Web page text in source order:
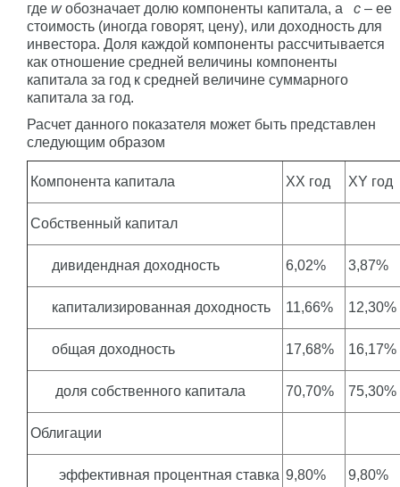
где wобозначает долю компоненты капитала, а c – ее
стоимость (иногда говорят, цену), или доходность для
инвестора. Доля каждой компоненты рассчитывается
как отношение средней величины компоненты
капитала за год к средней величине суммарного
капитала за год.
Расчет данного показателя может быть представлен
следующим образом
Компонента капитала XX год XY год
Собственный капитал
дивидендная доходность 6,02% 3,87%
капитализированная доходность 11,66% 12,30%
общая доходность 17,68% 16,17%
доля собственного капитала 70,70% 75,30%
Облигации
эффективная процентная ставка 9,80% 9,80%